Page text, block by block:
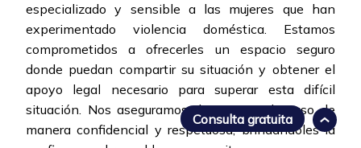
especializado y sensible a las mujeres que han
experimentado violencia doméstica. Estamos
comprometidos a ofrecerles un espacio seguro
donde puedan compartir su situación y obtener el
apoyo legal necesario para superar esta difícil
situación. Nos aseguramos de tratar cada caso de
manera confidencial y respetuosa, brindándoles la
Consulta gratuita